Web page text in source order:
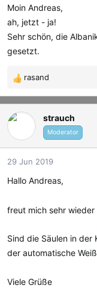
e
n
Moin Andreas,
ah, jetzt - ja!
Sehr schön, die
gesetzt.
R
e
a
k
n
e
rasand
strauch
Moderator
29 Jun 2019
Hallo Andreas,
freut mich sehr
Sind die Säulen in
der automatische
Viele Grüße